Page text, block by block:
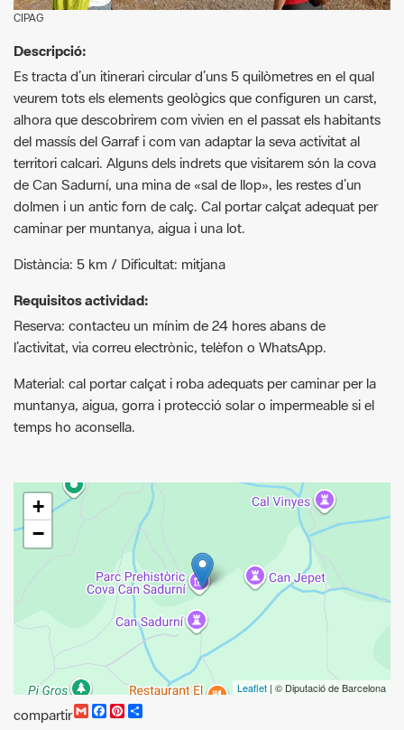
Es tracta d’un itinerari circular d’uns 5 quilòmetres en el qual
alhora que descobrirem com vivien en el passat els habitants
del massís del Garraf i com van adaptar la seva activitat al
territori calcari. Alguns dels indrets que visitarem són la cova
de Can Sadurní, una mina de «sal de llop», les restes d’un
dolmen i un antic forn de calç. Cal portar calçat adequat per
caminar per muntanya, aigua i una lot.
Distància: 5 km / Dificultat: mitjana
Requisitos actividad:
Reserva: contacteu un mínim de 24 hores abans de
Material: cal portar calçat i roba adequats per caminar per la
muntanya, aigua, gorra i protecció solar o impermeable si el
+
Leaflet | © Diputació de Barcelona
compartir
G
m
i
a
c
b
o
P
i
t
e
r
C
o
m
p
Recursos.
Passejades guiades 2026 [PDF]